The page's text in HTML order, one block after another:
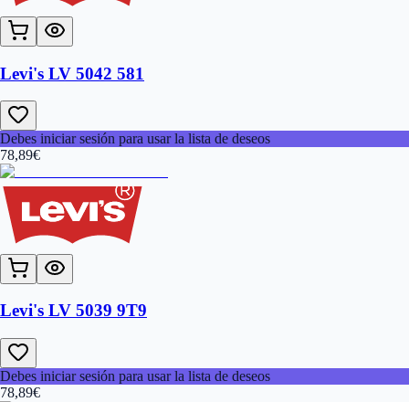
Levi's LV 5042 581
Debes iniciar sesión para usar la lista de deseos
78,89€
Levi's LV 5039 9T9
Debes iniciar sesión para usar la lista de deseos
78,89€